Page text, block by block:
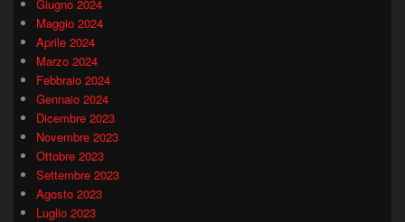
Giugno 2024
Maggio 2024
Aprile 2024
Marzo 2024
Febbraio 2024
Gennaio 2024
Dicembre 2023
Novembre 2023
Ottobre 2023
Settembre 2023
Agosto 2023
Luglio 2023